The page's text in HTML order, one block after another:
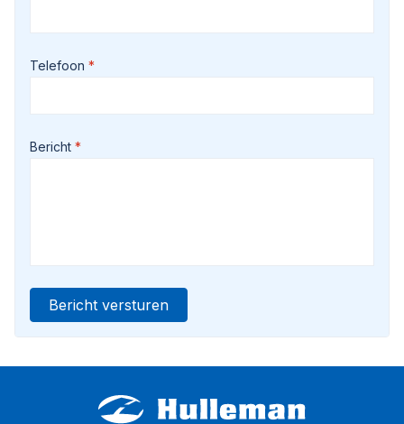
Telefoon
Bericht
Bericht versturen